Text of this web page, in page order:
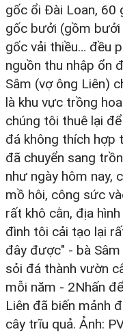
gốc ổi Đài Loan, 60
gốc bưởi (gồm bưởi
gốc vải thiều… đều
nguồn thu nhập ổn
Sâm (vợ ông Liên)
là khu vực trồng
chúng tôi thuê lại
đá không thích hợp
đã chuyển sang
như ngày hôm nay,
mồ hôi, công sức
rất khô cằn, địa
đình tôi cải tạo lại
đây được" - bà Sâm
sỏi đá thành vườn
mỗi năm - 2Nhấn
Liên đã biến mảnh
cây trĩu quả. Ảnh: